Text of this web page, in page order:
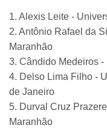
1. Alexis Leite -
2. Antônio Rafael da
Maranhão
3. Cândido Medeiros
4. Delso Lima Filho -
de Janeiro
5. Durval Cruz
Maranhão